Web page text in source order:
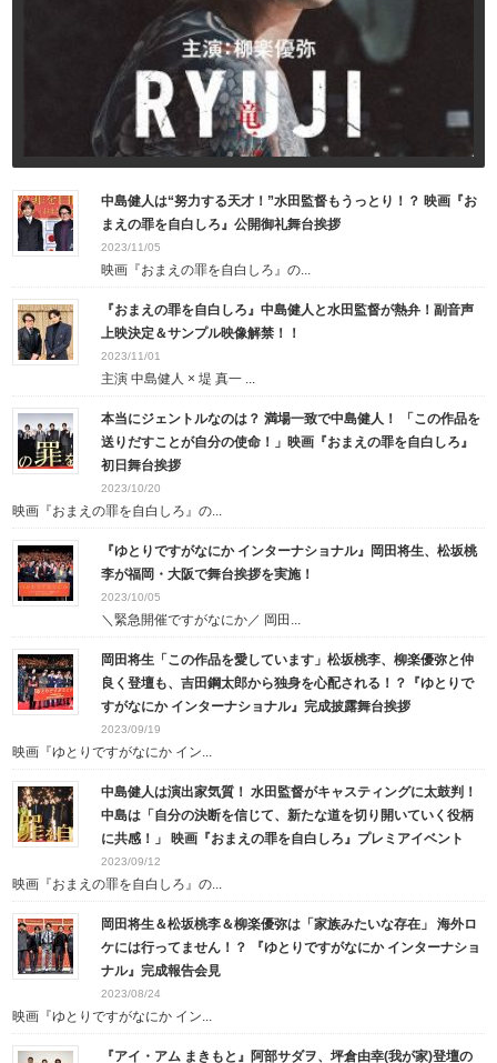
中島健人は“努力する天才！”水田監督もうっとり！？ 映画『お
まえの罪を自白しろ』公開御礼舞台挨拶
2023/11/05
映画『おまえの罪を自白しろ』の...
『おまえの罪を自白しろ』中島健人と水田監督が熱弁！副音声
上映決定＆サンプル映像解禁！！
2023/11/01
主演 中島健人 × 堤 真一 ...
本当にジェントルなのは？ 満場一致で中島健人！ 「この作品を
送りだすことが自分の使命！」映画『おまえの罪を自白しろ』
初日舞台挨拶
2023/10/20
映画『おまえの罪を自白しろ』の...
『ゆとりですがなにか インターナショナル』岡田将生、松坂桃
李が福岡・大阪で舞台挨拶を実施！
2023/10/05
＼緊急開催ですがなにか／ 岡田...
岡田将生「この作品を愛しています」松坂桃李、柳楽優弥と仲
良く登壇も、吉田鋼太郎から独身を心配される！？『ゆとりで
すがなにか インターナショナル』完成披露舞台挨拶
2023/09/19
映画『ゆとりですがなにか イン...
中島健人は演出家気質！ 水田監督がキャスティングに太鼓判！
中島は「自分の決断を信じて、新たな道を切り開いていく役柄
に共感！」 映画『おまえの罪を自白しろ』プレミアイベント
2023/09/12
映画『おまえの罪を自白しろ』の...
岡田将生＆松坂桃李＆柳楽優弥は「家族みたいな存在」 海外ロ
ケには行ってません！？ 『ゆとりですがなにか インターナショ
ナル』完成報告会見
2023/08/24
映画『ゆとりですがなにか イン...
『アイ・アム まきもと』阿部サダヲ、坪倉由幸(我が家)登壇の